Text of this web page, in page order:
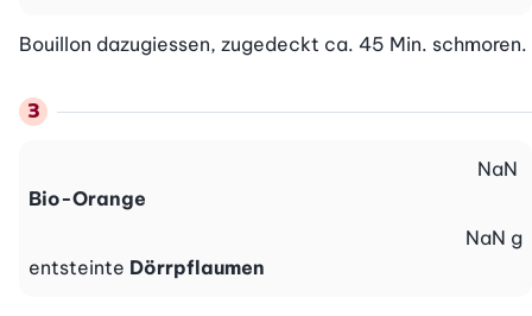
Bouillon dazugiessen, zugedeckt ca. 45 Min. schmoren.
Bio-Orange
NaN
entsteinte Dörrpflaumen
NaN g